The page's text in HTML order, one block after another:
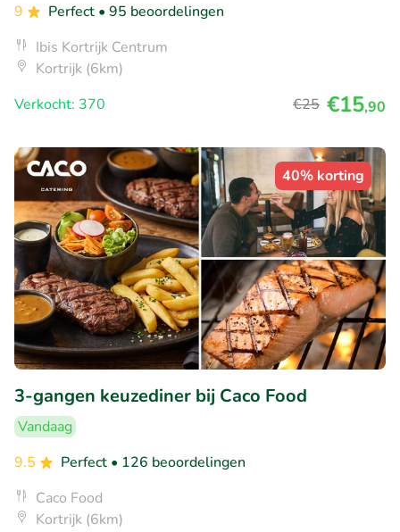
9
Perfect • 95 beoordelingen
Ibis Kortrijk Centrum
Kortrijk (6km)
Verkocht: 370
€25 €15,90
40% korting
3-gangen keuzediner bij Caco Food
Vandaag
9.5
Perfect • 126 beoordelingen
Caco Food
Kortrijk (6km)